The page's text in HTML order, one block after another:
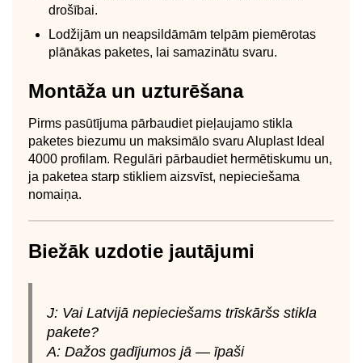
drošībai.
Lodžijām un neapsildāmām telpām piemērotas
plānākas paketes, lai samazinātu svaru.
Montāža un uzturēšana
Pirms pasūtījuma pārbaudiet pieļaujamo stikla
paketes biezumu un maksimālo svaru Aluplast Ideal
4000 profilam. Regulāri pārbaudiet hermētiskumu un,
ja paketea starp stikliem aizsvīst, nepieciešama
nomaiņa.
Biežāk uzdotie jautājumi
J: Vai Latvijā nepieciešams trīskāršs stikla
pakete?
A: Dažos gadījumos jā — īpaši